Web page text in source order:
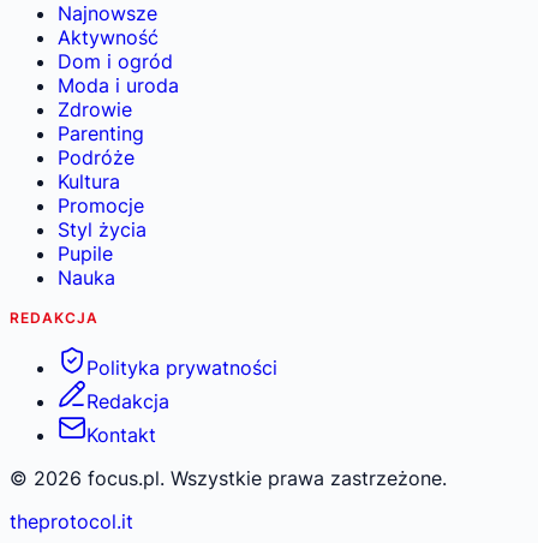
Najnowsze
Aktywność
Dom i ogród
Moda i uroda
Zdrowie
Parenting
Podróże
Kultura
Promocje
Styl życia
Pupile
Nauka
REDAKCJA
Polityka prywatności
Redakcja
Kontakt
© 2026 focus.pl. Wszystkie prawa zastrzeżone.
theprotocol.it